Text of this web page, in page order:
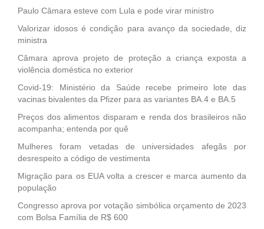
Paulo Câmara esteve com Lula e pode virar ministro
Valorizar idosos é condição para avanço da sociedade, diz
ministra
Câmara aprova projeto de proteção a criança exposta a
violência doméstica no exterior
Covid-19: Ministério da Saúde recebe primeiro lote das
vacinas bivalentes da Pfizer para as variantes BA.4 e BA.5
Preços dos alimentos disparam e renda dos brasileiros não
acompanha; entenda por quê
Mulheres foram vetadas de universidades afegãs por
desrespeito a código de vestimenta
Migração para os EUA volta a crescer e marca aumento da
população
Congresso aprova por votação simbólica orçamento de 2023
com Bolsa Família de R$ 600